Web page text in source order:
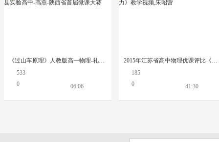
《过山车原理》人教版高一物理-礼泉县实验高中-高燕-陕西省首届微课大赛
533
0
06:06
2015年江苏省高中物理优课评比《摩擦力》教学视频,朱昭营
185
0
41:30